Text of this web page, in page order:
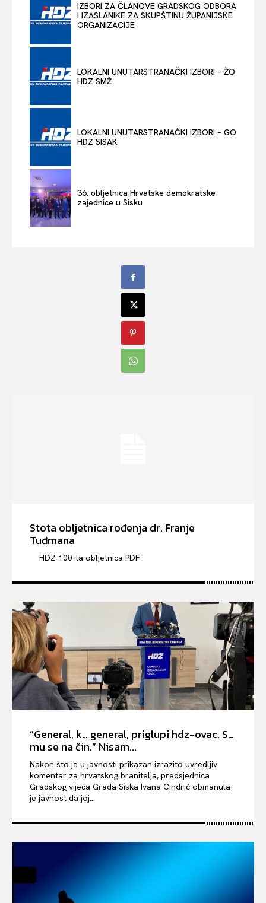
IZBORI ZA ČLANOVE GRADSKOG ODBORA
I IZASLANIKE ZA SKUPŠTINU ŽUPANIJSKE
ORGANIZACIJE
LOKALNI UNUTARSTRANAČKI IZBORI – ŽO
HDZ SMŽ
LOKALNI UNUTARSTRANAČKI IZBORI – GO
HDZ SISAK
36. obljetnica Hrvatske demokratske
zajednice u Sisku
Stota obljetnica rođenja dr. Franje
Tuđmana
HDZ 100-ta obljetnica PDF
“General, k… general, priglupi hdz-ovac. S…
mu se na čin.” Nisam...
Nakon što je u javnosti prikazan izrazito uvredljiv
komentar za hrvatskog branitelja, predsjednica
Gradskog vijeća Grada Siska Ivana Cindrić obmanula
je javnost da joj...